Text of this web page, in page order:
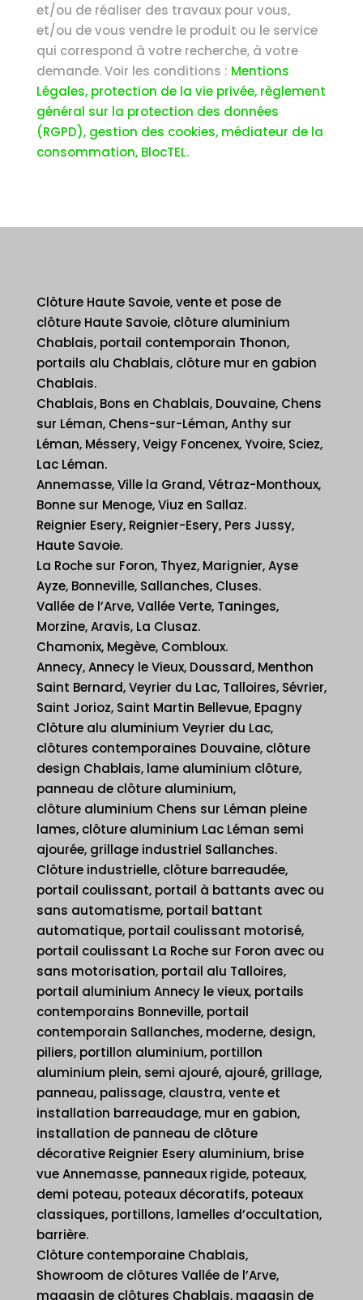
et/ou de réaliser des travaux pour vous,
et/ou de vous vendre le produit ou le service
qui correspond à votre recherche, à votre
demande. Voir les conditions : Mentions
Légales, protection de la vie privée, règlement
général sur la protection des données
(RGPD), gestion des cookies, médiateur de la
consommation, BlocTEL.
Clôture Haute Savoie, vente et pose de
clôture Haute Savoie, clôture aluminium
Chablais, portail contemporain Thonon,
portails alu Chablais, clôture mur en gabion
Chablais.
Chablais, Bons en Chablais, Douvaine, Chens
sur Léman, Chens-sur-Léman, Anthy sur
Léman, Méssery, Veigy Foncenex, Yvoire, Sciez,
Lac Léman.
Annemasse, Ville la Grand, Vétraz-Monthoux,
Bonne sur Menoge, Viuz en Sallaz.
Reignier Esery, Reignier-Esery, Pers Jussy,
Haute Savoie.
La Roche sur Foron, Thyez, Marignier, Ayse
Ayze, Bonneville, Sallanches, Cluses.
Vallée de l’Arve, Vallée Verte, Taninges,
Morzine, Aravis, La Clusaz.
Chamonix, Megève, Combloux.
Annecy, Annecy le Vieux, Doussard, Menthon
Saint Bernard, Veyrier du Lac, Talloires, Sévrier,
Saint Jorioz, Saint Martin Bellevue, Epagny
Clôture alu aluminium Veyrier du Lac,
clôtures contemporaines Douvaine, clôture
design Chablais, lame aluminium clôture,
panneau de clôture aluminium,
clôture aluminium Chens sur Léman pleine
lames, clôture aluminium Lac Léman semi
ajourée, grillage industriel Sallanches.
Clôture industrielle, clôture barreaudée,
portail coulissant, portail à battants avec ou
sans automatisme, portail battant
automatique, portail coulissant motorisé,
portail coulissant La Roche sur Foron avec ou
sans motorisation, portail alu Talloires,
portail aluminium Annecy le vieux, portails
contemporains Bonneville, portail
contemporain Sallanches, moderne, design,
piliers, portillon aluminium, portillon
aluminium plein, semi ajouré, ajouré, grillage,
panneau, palissage, claustra, vente et
installation barreaudage, mur en gabion,
installation de panneau de clôture
décorative Reignier Esery aluminium, brise
vue Annemasse, panneaux rigide, poteaux,
demi poteau, poteaux décoratifs, poteaux
classiques, portillons, lamelles d’occultation,
barrière.
Clôture contemporaine Chablais,
Showroom de clôtures Vallée de l’Arve,
magasin de clôtures Chablais, magasin de